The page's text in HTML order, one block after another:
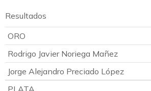
Resultados
ORO
Rodrigo Javier Noriega Mañez
Jorge Alejandro Preciado López
PLATA